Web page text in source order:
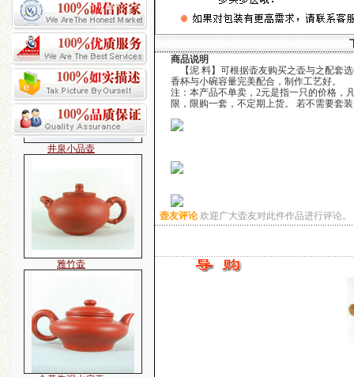
井泉小品壶
雅竹壶
金黄朱泥水扁壶
商品说明
【泥 料】可根据壶友购买之壶与之配套
香杯与小碗容量完美配合，制作工艺好。
注：本产品不单卖，2元是指一只的价格，
限，限购一套，不定期上货。 若不需要套
壶友评论 欢迎广大壶友对此件作品进行评论。